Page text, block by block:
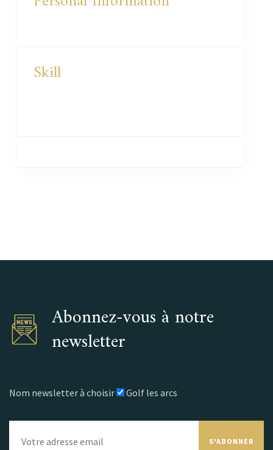
Skill
Abonnez-vous à notre
newsletter
Nom newsletter à choisir Golf les arcs
S'ABONNER